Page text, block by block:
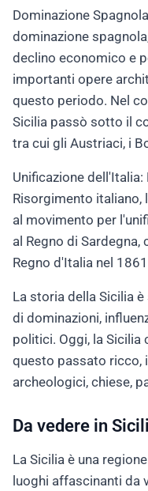
Dominazione
dominazione
declino economico e
importanti opere
questo periodo. Nel
Sicilia passò sotto il
tra cui gli Austriaci, i
Unificazione dell'Italia:
Risorgimento
al movimento per
al Regno di Sardegna,
Regno d'Italia nel
La storia della Sicilia
di dominazioni,
politici. Oggi, la
questo passato ricco,
archeologici, chiese,
Da vedere in
La Sicilia è una
luoghi affascinanti da